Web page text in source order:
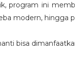
program ini
modern, hingga
bisa